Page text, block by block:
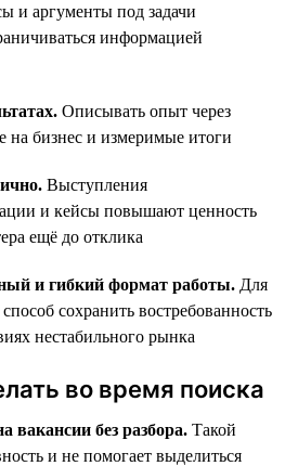
и аргументы под задачи
информацией
Описывать опыт через
на бизнес и измеримые итоги
Выступления
и кейсы повышают ценность
ещё до отклика
и гибкий формат работы. Для
сохранить востребованность
нестабильного рынка
во время поиска
вакансии без разбора. Такой
и не помогает выделиться